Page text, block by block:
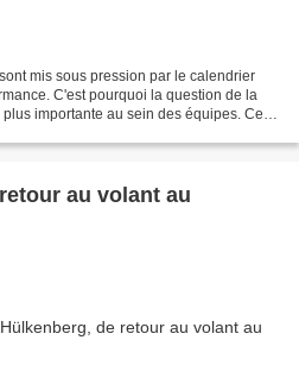
mis sous pression par le calendrier
C'est pourquoi la question de la
importante au sein des équipes. Ces
au volant au